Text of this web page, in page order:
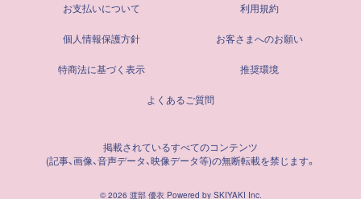
お支払いについて 利用規約
個人情報保護方針 お客さまへのお願い
特商法に基づく表示 推奨環境
よくあるご質問
掲載されているすべてのコンテンツ
(記事、画像、音声データ、映像データ等)の無断転載を禁じます。
© 2026 渡部 優衣 Powered by SKIYAKI Inc.